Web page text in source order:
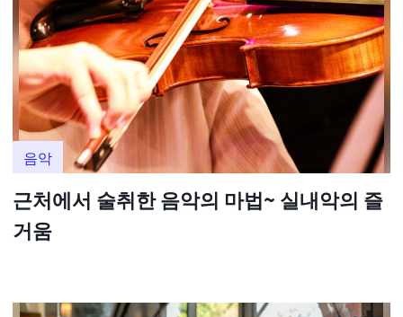
음악
근처에서 술취한 음악의 마법~ 실내악의 즐
거움